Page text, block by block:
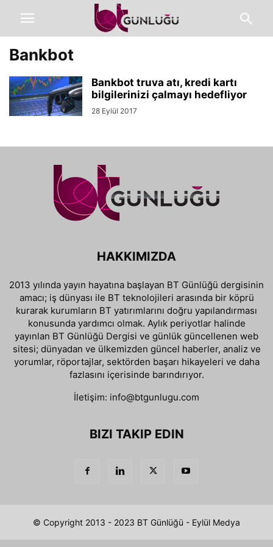
Bankbot
Bankbot truva atı, kredi kartı
bilgilerinizi çalmayı hedefliyor
28 Eylül 2017
HAKKIMIZDA
2013 yılında yayın hayatına başlayan BT Günlüğü dergisinin
amacı; iş dünyası ile BT teknolojileri arasında bir köprü
kurarak kurumların BT yatırımlarını doğru yapılandırması
konusunda yardımcı olmak. Aylık periyotlar halinde
yayınlan BT Günlüğü Dergisi ve günlük güncellenen web
sitesi; dünyadan ve ülkemizden güncel haberler, analiz ve
yorumlar, röportajlar, sektörden başarı hikayeleri ve daha
fazlasını içerisinde barındırıyor.
İletişim: info@btgunlugu.com
BIZI TAKIP EDIN
© Copyright 2013 - 2023 BT Günlüğü - Eylül Medya